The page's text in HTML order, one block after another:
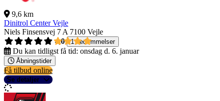
9,6 km
Dinitrol Center Vejle
Niels Finsensvej 7 A 7100 Vejle
4,0
1 bedømmelser
Du kan tidligst få tid: onsdag d. 6. januar
Åbningstider
Få tilbud online
Se detaljer